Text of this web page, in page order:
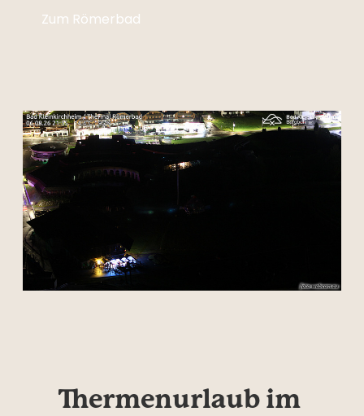
Zum Römerbad
Thermenurlaub im